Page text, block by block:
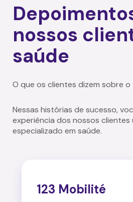
nossos
saúde
O que os clientes dizem sobre
Nessas histórias de sucesso,
experiência dos nossos
especializado em saúde.
123 Mobilité